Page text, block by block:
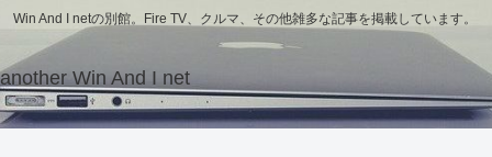
Win And I netの別館。Fire TV、クルマ、その他雑多な記事を掲載しています。
another Win And I net